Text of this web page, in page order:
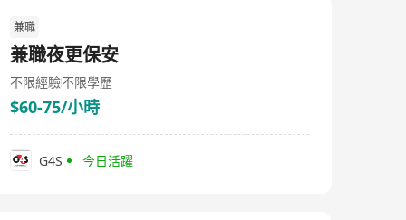
兼職
兼職夜更保安
不限經驗不限學歷
$60-75/小時
G4S 今日活躍